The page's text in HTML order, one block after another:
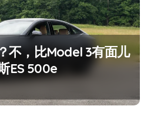
不，比Model 3有面儿
ES 500e